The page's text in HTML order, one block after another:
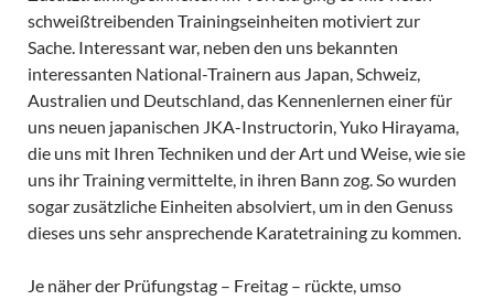
schweißtreibenden Trainingseinheiten motiviert zur
Sache. Interessant war, neben den uns bekannten
interessanten National-Trainern aus Japan, Schweiz,
Australien und Deutschland, das Kennenlernen einer für
uns neuen japanischen JKA-Instructorin, Yuko Hirayama,
die uns mit Ihren Techniken und der Art und Weise, wie sie
uns ihr Training vermittelte, in ihren Bann zog. So wurden
sogar zusätzliche Einheiten absolviert, um in den Genuss
dieses uns sehr ansprechende Karatetraining zu kommen.
Je näher der Prüfungstag – Freitag – rückte, umso